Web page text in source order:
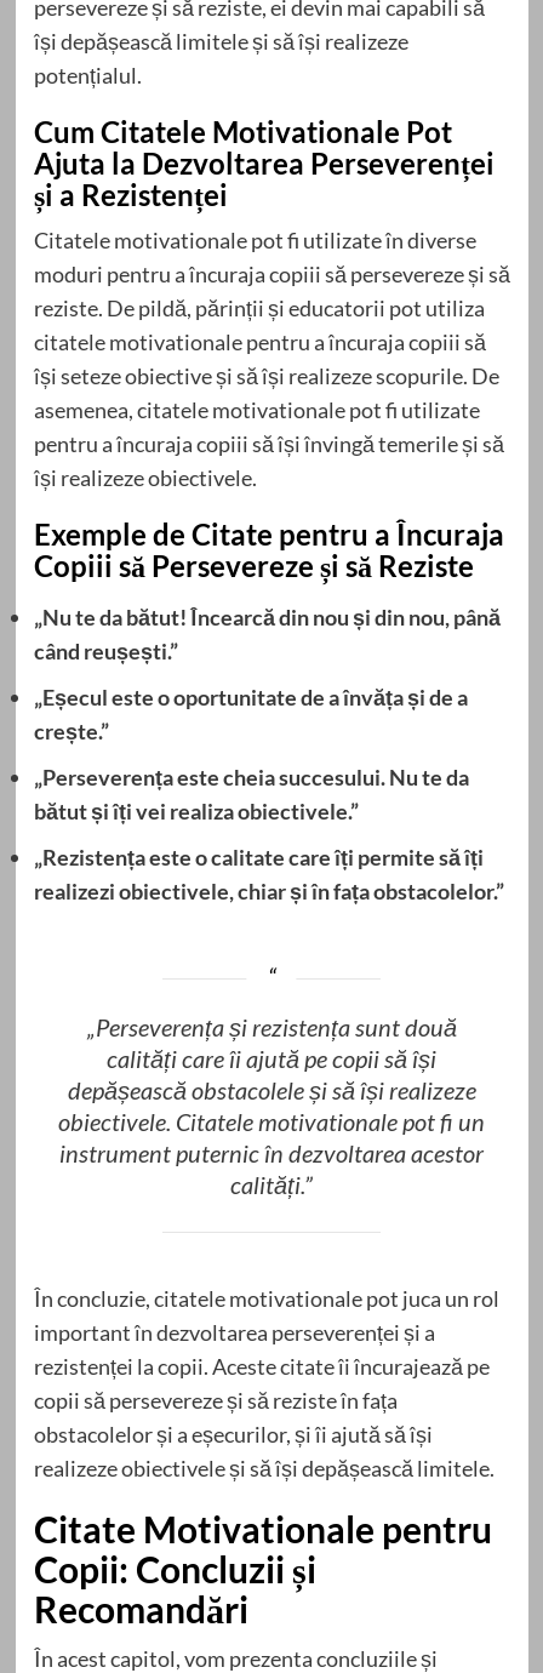
persevereze și să reziste, ei devin mai capabili să
își depășească limitele și să își realizeze
potențialul.
Cum Citatele Motivationale Pot
Ajuta la Dezvoltarea Perseverenței
și a Rezistenței
Citatele motivationale pot fi utilizate în diverse
moduri pentru a încuraja copiii să persevereze și să
reziste. De pildă, părinții și educatorii pot utiliza
citatele motivationale pentru a încuraja copiii să
își seteze obiective și să își realizeze scopurile. De
asemenea, citatele motivationale pot fi utilizate
pentru a încuraja copiii să își învingă temerile și să
își realizeze obiectivele.
Exemple de Citate pentru a Încuraja
Copiii să Persevereze și să Reziste
„Nu te da bătut! Încearcă din nou și din nou, până
când reușești.”
„Eșecul este o oportunitate de a învăța și de a
crește.”
„Perseverența este cheia succesului. Nu te da
bătut și îți vei realiza obiectivele.”
„Rezistența este o calitate care îți permite să îți
realizezi obiectivele, chiar și în fața obstacolelor.”
„Perseverența și rezistența sunt două
calități care îi ajută pe copii să își
depășească obstacolele și să își realizeze
obiectivele. Citatele motivationale pot fi un
instrument puternic în dezvoltarea acestor
calități.”
În concluzie, citatele motivationale pot juca un rol
important în dezvoltarea perseverenței și a
rezistenței la copii. Aceste citate îi încurajează pe
copii să persevereze și să reziste în fața
obstacolelor și a eșecurilor, și îi ajută să își
realizeze obiectivele și să își depășească limitele.
Citate Motivationale pentru
Copii: Concluzii și
Recomandări
În acest capitol, vom prezenta concluziile și